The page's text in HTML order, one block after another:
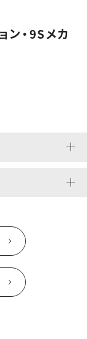
ン・9Sメカ